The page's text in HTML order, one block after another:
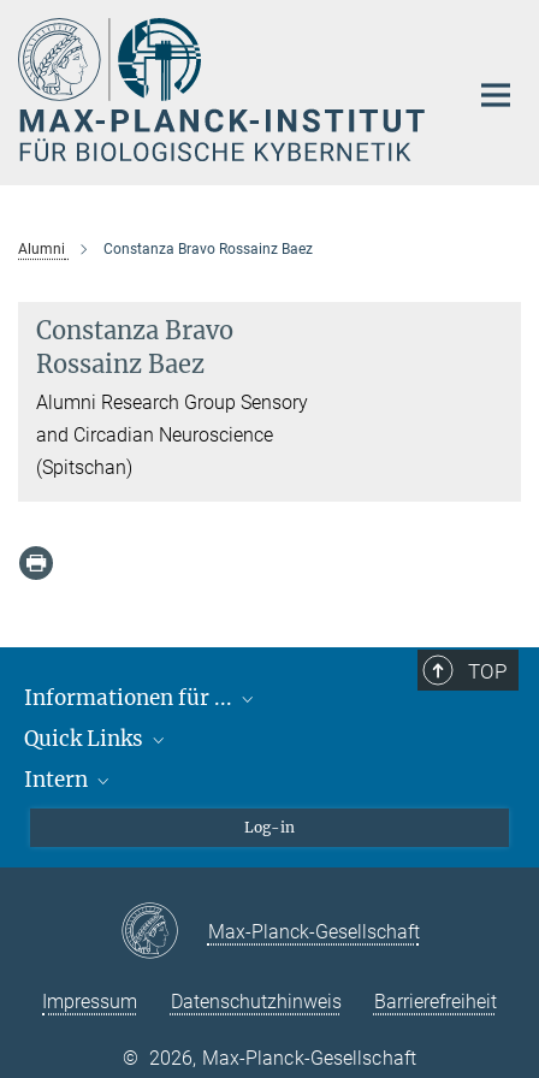
Hauptinhalt
Alumni Constanza Bravo Rossainz Baez
Constanza Bravo
Rossainz Baez
Alumni Research Group Sensory
and Circadian Neuroscience
(Spitschan)
TOP
Informationen für ...
Lieferanten
Studierende
Quick Links
Max-Planck-Gesellschaft
Max-Planck-Campus Tübingen
Stellenangebote
Intern
VPN-Hilfe
Log-in
Max-Planck-Gesellschaft
Impressum Datenschutzhinweis Barrierefreiheit
© 2026, Max-Planck-Gesellschaft